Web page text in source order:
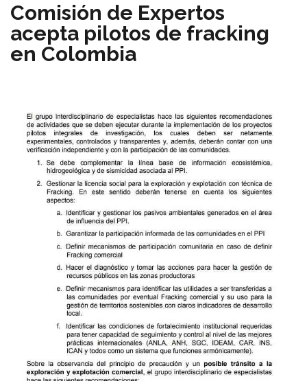
Comisión de Expertos
acepta pilotos de fracking
en Colombia